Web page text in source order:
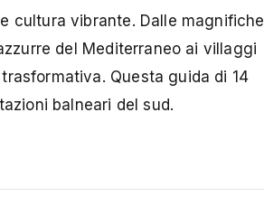
cultura vibrante. Dalle magnifiche
del Mediterraneo ai villaggi
Questa guida di 14
balneari del sud.